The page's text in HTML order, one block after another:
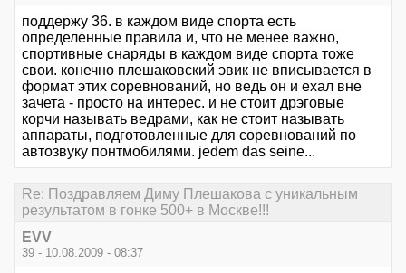
поддержу 36. в каждом виде спорта есть
определенные правила и, что не менее важно,
спортивные снаряды в каждом виде спорта тоже
свои. конечно плешаковский эвик не вписывается в
формат этих соревнований, но ведь он и ехал вне
зачета - просто на интерес. и не стоит дрэговые
корчи называть ведрами, как не стоит называть
аппараты, подготовленные для соревнований по
автозвуку понтмобилями. jedem das seine...
Re: Поздравляем Диму Плешакова с уникальным
результатом в гонке 500+ в Москве!!!
EVV
39 - 10.08.2009 - 08:37